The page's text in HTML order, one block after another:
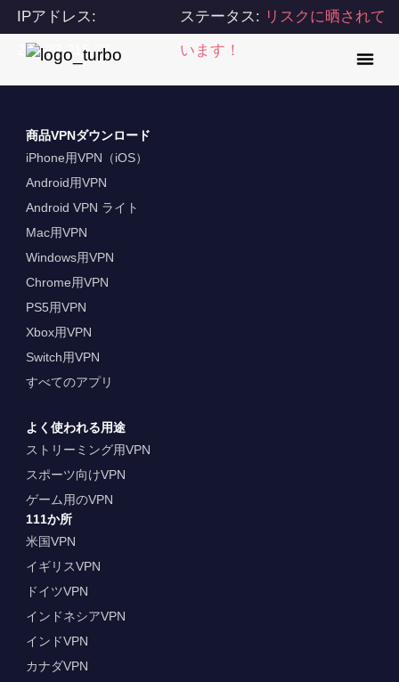
IPアドレス:
216.73.216.37
ステータス: リスクに晒されて
います！
商品VPNダウンロード
iPhone用VPN（iOS）
Android用VPN
Android VPN ライト
Mac用VPN
Windows用VPN
Chrome用VPN
PS5用VPN
Xbox用VPN
Switch用VPN
すべてのアプリ
よく使われる用途
ストリーミング用VPN
スポーツ向けVPN
ゲーム用のVPN
111か所
米国VPN
イギリスVPN
ドイツVPN
インドネシアVPN
インドVPN
カナダVPN